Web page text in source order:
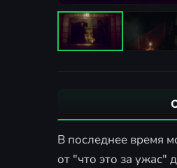
В последнее время
от "что это за ужас"